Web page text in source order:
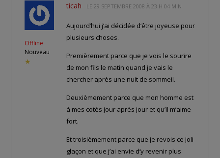
Offline
Nouveau
★
ticah LE 29 SEPTEMBRE 2008 À 23 H 04 MIN
Aujourd’hui j’ai décidée d’être joyeuse pour
plusieurs choses.
Premièrement parce que je vois le sourire
de mon fils le matin quand je vais le
chercher après une nuit de sommeil.
Deuxièmement parce que mon homme est
à mes cotés jour après jour et qu’il m’aime
fort.
Et troisièmement parce que je revois ce joli
glaçon et que j’ai envie d’y revenir plus